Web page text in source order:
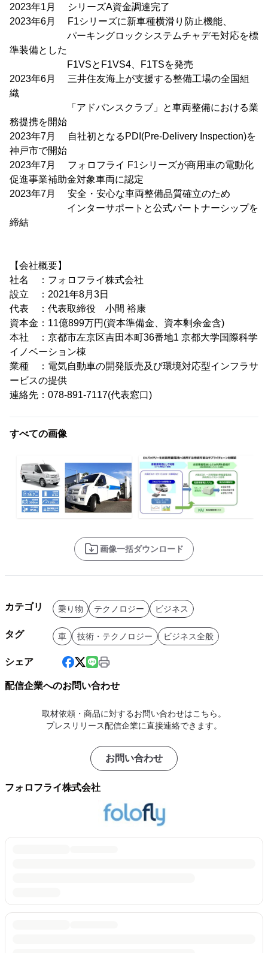
2023年1月 シリーズA資金調達完了
2023年6月 F1シリーズに新車種横滑り防止機能、
パーキングロックシステムチャデモ対応を標
準装備とした
F1VSとF1VS4、F1TSを発売
2023年6月 三井住友海上が支援する整備工場の全国組
織
「アドバンスクラブ」と車両整備における業
務提携を開始
2023年7月 自社初となるPDI(Pre-Delivery Inspection)を
神戸市で開始
2023年7月 フォロフライ F1シリーズが商用車の電動化
促進事業補助金対象車両に認定
2023年7月 安全・安心な車両整備品質確立のため
インターサポートと公式パートナーシップを
締結
【会社概要】
社名 ：フォロフライ株式会社
設立 ：2021年8月3日
代表 ：代表取締役 小間 裕康
資本金：11億899万円(資本準備金、資本剰余金含)
本社 ：京都市左京区吉田本町36番地1 京都大学国際科学
イノベーション棟
業種 ：電気自動車の開発販売及び環境対応型インフラサ
ービスの提供
連絡先：078-891-7117(代表窓口)
すべての画像
画像一括ダウンロード
カテゴリ 乗り物 テクノロジー ビジネス
タグ 車 技術・テクノロジー ビジネス全般
シェア
配信企業へのお問い合わせ
取材依頼・商品に対するお問い合わせはこちら。
プレスリリース配信企業に直接連絡できます。
お問い合わせ
フォロフライ株式会社